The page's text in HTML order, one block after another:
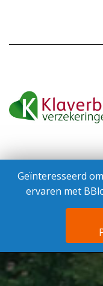
Geïnteresseerd
ervaren met